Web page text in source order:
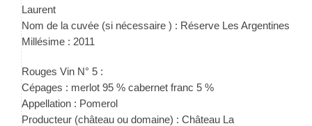
Laurent
Nom de la cuvée (si nécessaire ) : Réserve Les Argentines
Millésime : 2011
Rouges Vin N° 5 :
Cépages : merlot 95 % cabernet franc 5 %
Appellation : Pomerol
Producteur (château ou domaine) : Château La